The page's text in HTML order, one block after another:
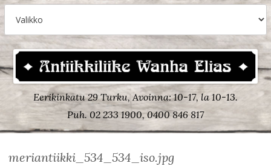
Eerikinkatu 29 Turku, Avoinna: 10-17, la 10-13.
Puh. 02 233 1900, 0400 846 817
meriantiikki_534_534_iso.jpg